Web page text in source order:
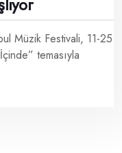
Müzik Festivali, 11-25
temasıyla